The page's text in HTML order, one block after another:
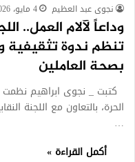
نجوى عبد العظيم 4 مايو، 2026
وداعاً لآلام العمل..
تنظم ندوة تثقيفية
بصحة العاملين
كتبت _ نجوى ابراهيم نظمت
الحرة، بالتعاون مع اللجنة
…
أكمل القراءة »